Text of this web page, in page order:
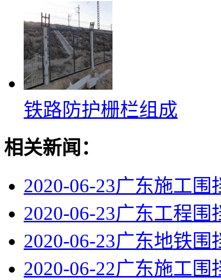
铁路防护栅栏组成
相关新闻：
2020-06-23广东施工围
2020-06-23广东工程围
2020-06-23广东地铁围
2020-06-22广东施工围